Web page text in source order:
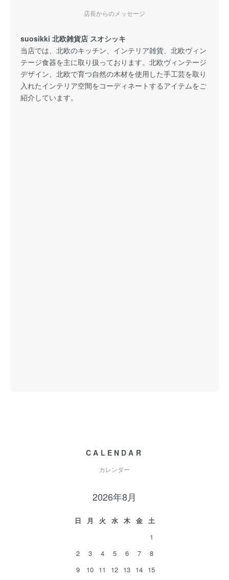
店長からのメッセージ
suosikki 北欧雑貨店 スオシッキ
当店では、北欧のキッチン、インテリア雑貨、北欧ヴィン
テージ食器を主に取り扱っております。北欧ヴィンテージ
デザイン、北欧で育つ自然の木材を使用した手工芸を取り
入れたインテリア空間をコーディネートするアイテムをご
紹介しています。
CALENDAR
カレンダー
2026年8月
日 月 火 水 木 金
土
1
2
3 4 5 6 7
8
9
10 11 12 13 14 15